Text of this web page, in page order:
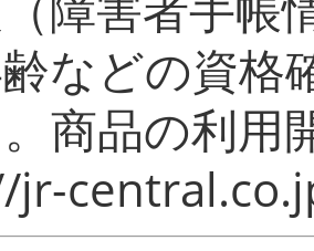
などの資格
商品の利用
jr-